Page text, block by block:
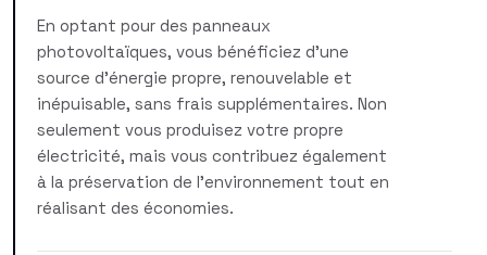
En optant pour des panneaux
photovoltaïques, vous bénéficiez d'une
source d'énergie propre, renouvelable et
inépuisable, sans frais supplémentaires. Non
seulement vous produisez votre propre
électricité, mais vous contribuez également
à la préservation de l'environnement tout en
réalisant des économies.